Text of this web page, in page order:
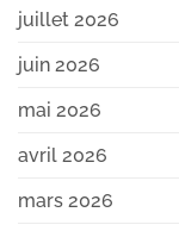
juillet 2026
juin 2026
mai 2026
avril 2026
mars 2026